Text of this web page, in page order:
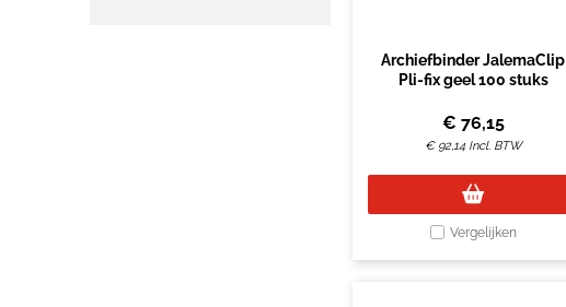
Archiefbinder JalemaClip
Pli-fix geel 100 stuks
€ 76,15
€ 92,14 Incl. BTW
Vergelijken